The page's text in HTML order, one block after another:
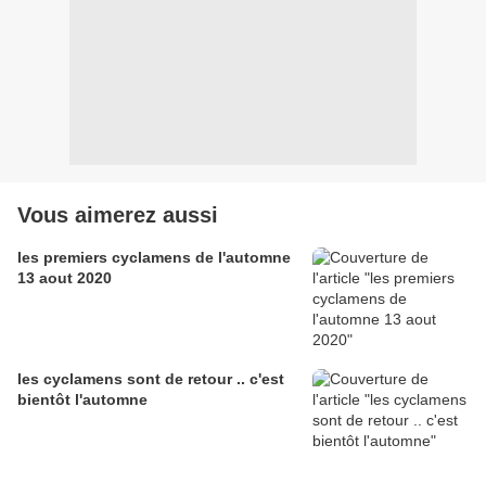
Vous aimerez aussi
les premiers cyclamens de l'automne
13 aout 2020
les cyclamens sont de retour .. c'est
bientôt l'automne